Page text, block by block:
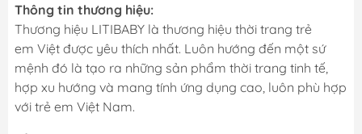
Thông tin thương hiệu:
Thương hiệu LITIBABY là thương hiệu thời trang trẻ
em Việt được yêu thích nhất. Luôn hướng đến một sứ
mệnh đó là tạo ra những sản phẩm thời trang tinh tế,
hợp xu hướng và mang tính ứng dụng cao, luôn phù hợp
với trẻ em Việt Nam.